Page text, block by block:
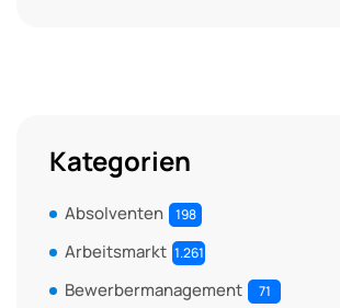
Kategorien
Absolventen 198
Arbeitsmarkt 1.261
Bewerbermanagement 71